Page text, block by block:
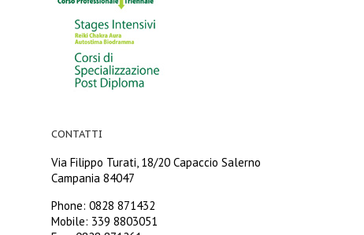
CONTATTI
Via Filippo Turati, 18/20 Capaccio Salerno
Campania 84047
Phone: 0828 871432
Mobile: 339 8803051